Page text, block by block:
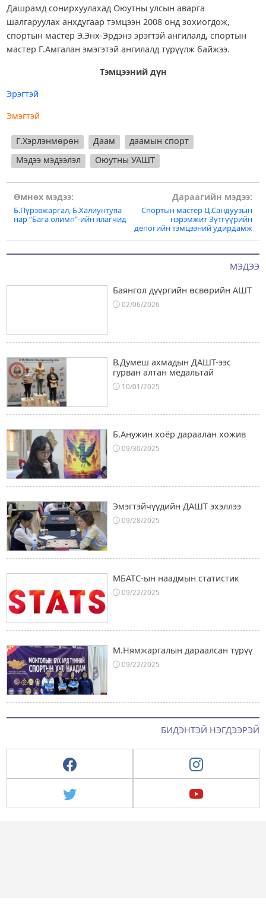
МЭДЭЭ
Баянгол дүүргийн өсвөрийн АШТ
02/06/2026
В.Думеш ахмадын ДАШТ-ээс
гурван алтан медальтай
10/01/2025
Б.Анужин хоёр дараалан хожив
09/30/2025
Эмэгтэйчүүдийн ДАШТ эхэллээ
09/28/2025
МБАТС-ын наадмын статистик
09/22/2025
М.Нямжаргалын дараалсан түрүү
09/22/2025
БИДЭНТЭЙ НЭГДЭЭРЭЙ
Дашрамд сонирхуулахад Оюутны улсын аварга
шалгаруулах анхдугаар тэмцээн 2008 онд зохиогдож,
спортын мастер Э.Энх-Эрдэнэ эрэгтэй ангилалд, спортын
мастер Г.Амгалан эмэгэтэй ангилалд түрүүлж байжээ.
Тэмцээний дүн
Эрэгтэй
Эмэгтэй
Г.Хэрлэнмөрөн Даам
даамын спорт
Мэдээ мэдээлэл
Оюутны УАШТ
Post
navigation
Өмнөх мэдээ:
Б.Пүрэвжаргал, Б.Халиунтуяа
нар “Бага олимп”-ийн ялагчид
Дараагийн мэдээ:
Спортын мастер Ц.Сандуузын
нэрэмжит Зүтгүүрийн
депогийн тэмцээний удирдамж